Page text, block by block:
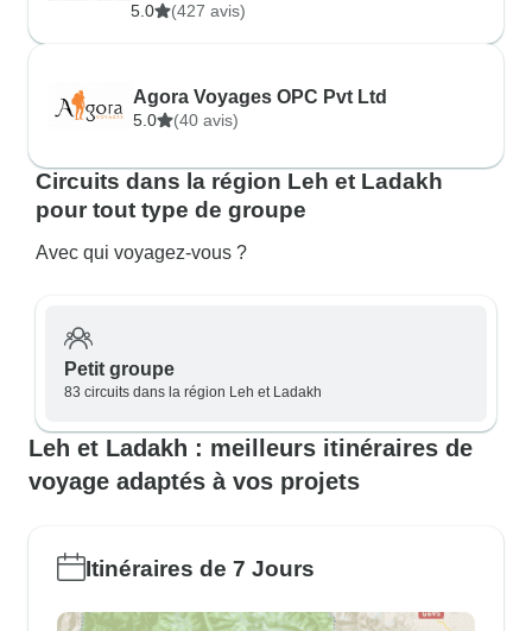
5.0 (427 avis)
Agora Voyages OPC Pvt Ltd
5.0 (40 avis)
Circuits dans la région Leh et Ladakh
pour tout type de groupe
Avec qui voyagez-vous ?
Petit groupe
83 circuits dans la région Leh et Ladakh
Leh et Ladakh : meilleurs itinéraires de
voyage adaptés à vos projets
Itinéraires de 7 Jours